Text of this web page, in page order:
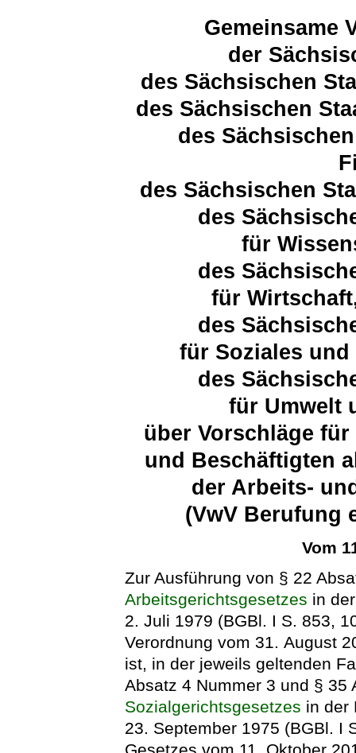
Gemeinsame
der
des Sächsischen
des Sächsischen
des
des Sächsischen
des
für
des
für
des
für Soziales
des
für Umwelt
über Vorschläge
und Beschäftigten
der Arbeits-
(VwV Berufung
Vom
Zur Ausführung von § 22
Arbeitsgerichtsgesetzes in
2. Juli 1979 (BGBl. I S. 853,
Verordnung vom 31. August
ist, in der jeweils geltenden
Absatz 4 Nummer 3 und § 35
Sozialgerichtsgesetzes in der
23. September 1975 (BGBl. I